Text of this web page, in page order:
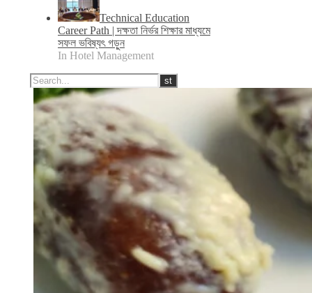
Technical Education
Career Path | দক্ষতা নির্ভর শিক্ষার মাধ্যমে
সফল ভবিষ্যৎ গড়ুন
In Hotel Management